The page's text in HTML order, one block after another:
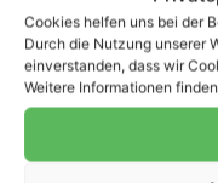
Cookies helfen uns bei der
Durch die Nutzung unserer
einverstanden, dass wir
Weitere Informationen